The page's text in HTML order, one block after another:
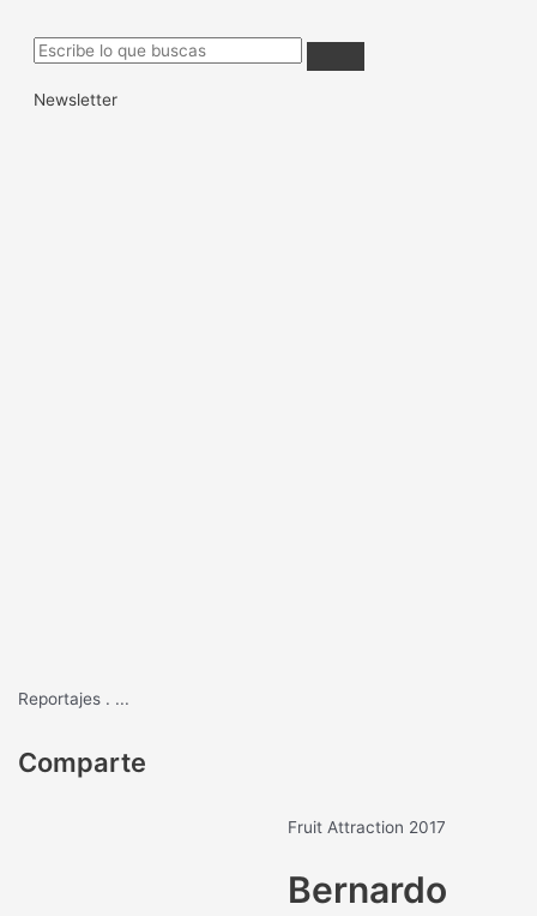
Newsletter
Reportajes . ...
Comparte
Fruit Attraction 2017
Bernardo